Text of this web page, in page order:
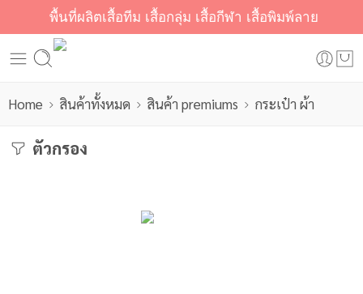
พื้นที่ผลิตเสื้อทีม เสื้อกลุ่ม เสื้อกีฬา เสื้อพิมพ์ลาย
Home สินค้าทั้งหมด สินค้า premiums กระเป๋า ผ้า
ตัวกรอง